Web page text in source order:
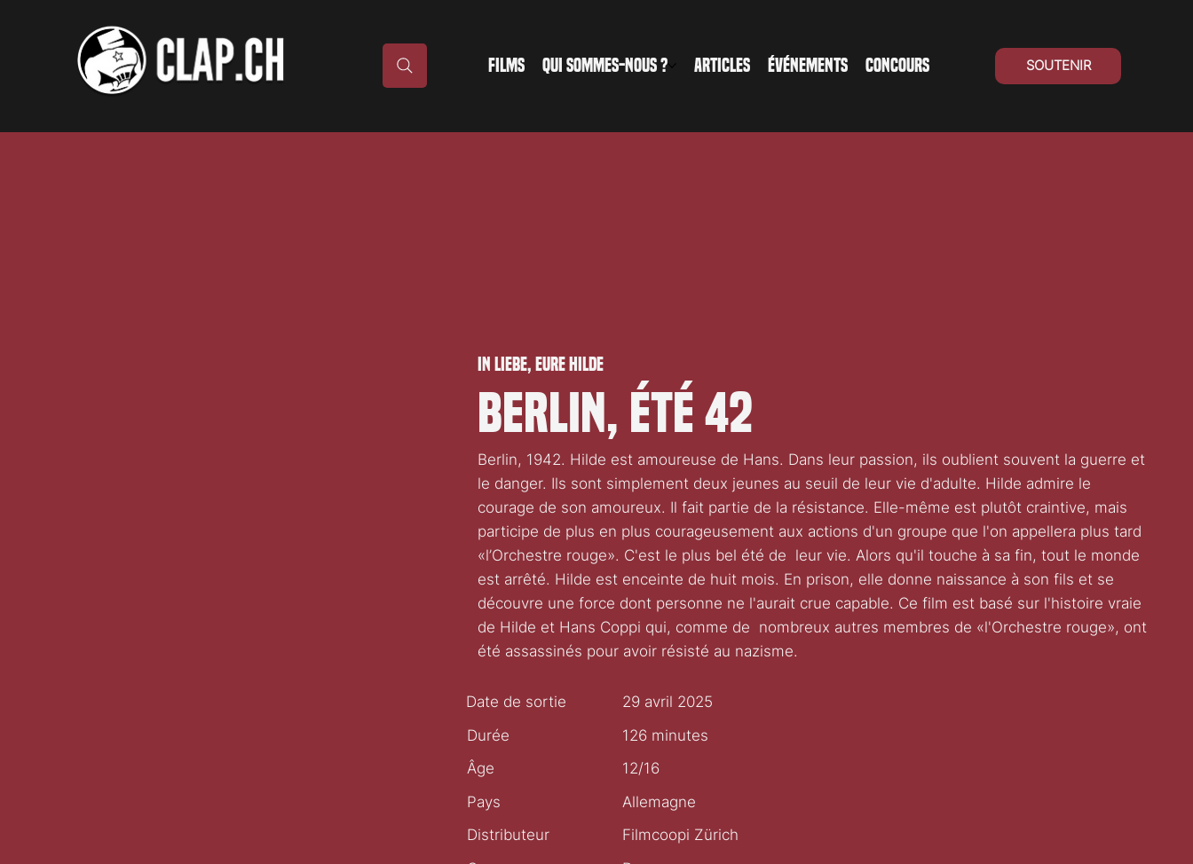
FILMS QUI SOMMES-NOUS ? ARTICLES ÉVÉNEMENTS CONCOURS SOUTENIR
In Liebe, Eure Hilde
Berlin, été 42
Berlin, 1942. Hilde est amoureuse de Hans. Dans leur passion, ils oublient souvent la guerre et
le danger. Ils sont simplement deux jeunes au seuil de leur vie d'adulte. Hilde admire le
courage de son amoureux. Il fait partie de la résistance. Elle-même est plutôt craintive, mais
participe de plus en plus courageusement aux actions d'un groupe que l'on appellera plus tard
«l’Orchestre rouge». C'est le plus bel été de leur vie. Alors qu'il touche à sa fin, tout le monde
est arrêté. Hilde est enceinte de huit mois. En prison, elle donne naissance à son fils et se
découvre une force dont personne ne l'aurait crue capable. Ce film est basé sur l'histoire vraie
de Hilde et Hans Coppi qui, comme de nombreux autres membres de «l'Orchestre rouge», ont
été assassinés pour avoir résisté au nazisme.
Date de sortie
29 avril 2025
Durée
126 minutes
Âge
12/16
Pays
Allemagne
Distributeur
Filmcoopi Zürich